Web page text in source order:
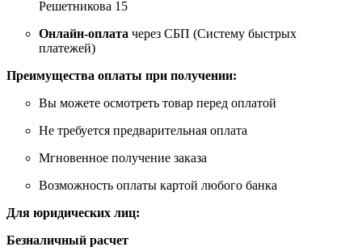
Решетникова 15
Онлайн-оплата через СБП (Систему быстрых
платежей)
Преимущества оплаты при получении:
Вы можете осмотреть товар перед оплатой
Не требуется предварительная оплата
Мгновенное получение заказа
Возможность оплаты картой любого банка
Для юридических лиц:
Безналичный расчет